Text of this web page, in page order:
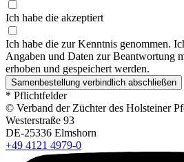
Ich habe die akzeptiert
Ich habe die zur Kenntnis genommen.
Angaben und Daten zur Beantwortung
erhoben und gespeichert werden.
Samenbestellung verbindlich abschließen
* Pflichtfelder
© Verband der Züchter des Holsteiner
Westerstraße 93
DE-25336 Elmshorn
+49 4121 4979-0